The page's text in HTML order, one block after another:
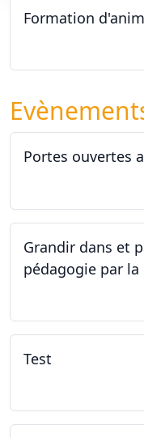
Formation
Portes ouvertes
Grandir dans et
pédagogie par
Test